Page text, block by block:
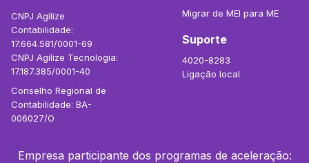
CNPJ Agilize
Contabilidade:
17.664.581/0001-69
CNPJ Agilize Tecnologia:
17.187.385/0001-40
Conselho Regional de
Contabilidade: BA-
006027/O
Migrar de MEI para ME
Suporte
4020-8283
Ligação local
Empresa participante dos programas de aceleração: